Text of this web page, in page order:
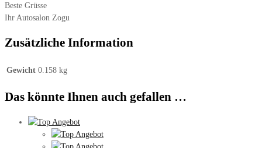
Beste Grüsse
Ihr Autosalon Zogu
Zusätzliche Information
Gewicht 0.158 kg
Das könnte Ihnen auch gefallen …